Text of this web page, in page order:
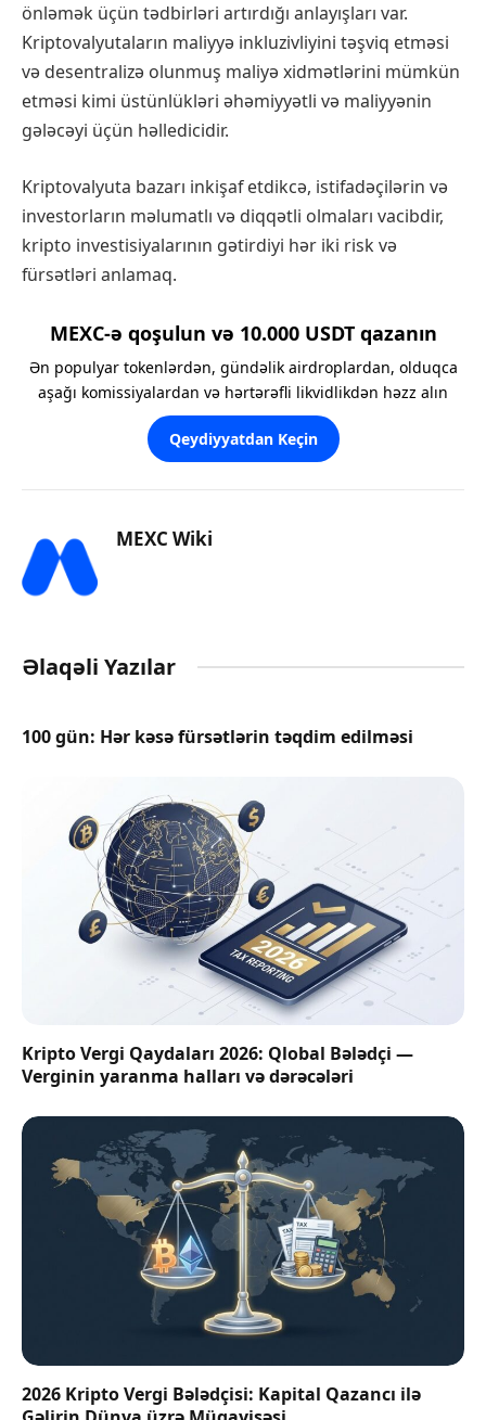
önləmək üçün tədbirləri artırdığı anlayışları var.
Kriptovalyutaların maliyyə inkluzivliyini təşviq etməsi
və desentralizə olunmuş maliyə xidmətlərini mümkün
etməsi kimi üstünlükləri əhəmiyyətli və maliyyənin
gələcəyi üçün həlledicidir.
Kriptovalyuta bazarı inkişaf etdikcə, istifadəçilərin və
investorların məlumatlı və diqqətli olmaları vacibdir,
kripto investisiyalarının gətirdiyi hər iki risk və
fürsətləri anlamaq.
MEXC-ə qoşulun və 10.000 USDT qazanın
Ən populyar tokenlərdən, gündəlik airdroplardan, olduqca
aşağı komissiyalardan və hərtərəfli likvidlikdən həzz alın
Qeydiyyatdan Keçin
MEXC Wiki
Əlaqəli Yazılar
100 gün: Hər kəsə fürsətlərin təqdim edilməsi
Kripto Vergi Qaydaları 2026: Qlobal Bələdçi —
Verginin yaranma halları və dərəcələri
2026 Kripto Vergi Bələdçisi: Kapital Qazancı ilə